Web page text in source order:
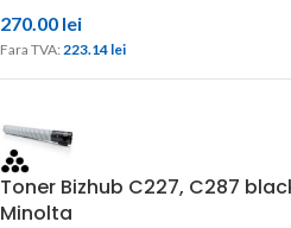
270.00 lei
Fara TVA: 223.14 lei
Toner Bizhub C227, C287
Minolta